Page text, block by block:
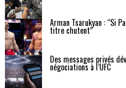
Arman Tsarukyan : “Si
titre chutent”
Des messages privés
négociations à l’UFC